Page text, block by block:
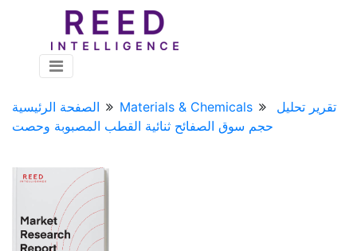
الصفحة الرئيسية Materials & Chemicals
تقرير تحليل
حجم سوق الصفائح ثنائية القطب المصبوبة وحصت